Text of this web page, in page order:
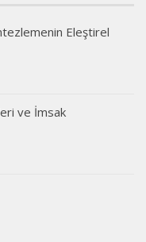
Eleştirel
ve İmsak